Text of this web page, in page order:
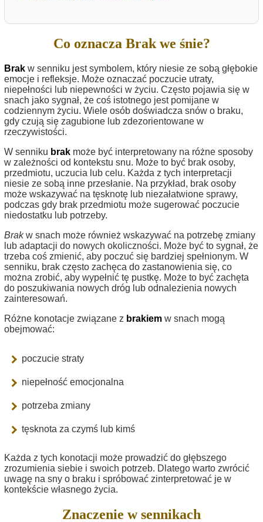
Co oznacza Brak we śnie?
Brak w senniku jest symbolem, który niesie ze sobą głębokie
emocje i refleksje. Może oznaczać poczucie utraty,
niepełności lub niepewności w życiu. Często pojawia się w
snach jako sygnał, że coś istotnego jest pomijane w
codziennym życiu. Wiele osób doświadcza snów o braku,
gdy czują się zagubione lub zdezorientowane w
rzeczywistości.
W senniku brak może być interpretowany na różne sposoby
w zależności od kontekstu snu. Może to być brak osoby,
przedmiotu, uczucia lub celu. Każda z tych interpretacji
niesie ze sobą inne przesłanie. Na przykład, brak osoby
może wskazywać na tęsknotę lub niezałatwione sprawy,
podczas gdy brak przedmiotu może sugerować poczucie
niedostatku lub potrzeby.
Brakw snach może również wskazywać na potrzebę zmiany
lub adaptacji do nowych okoliczności. Może być to sygnał, że
trzeba coś zmienić, aby poczuć się bardziej spełnionym. W
senniku, brak często zachęca do zastanowienia się, co
można zrobić, aby wypełnić tę pustkę. Może to być zachęta
do poszukiwania nowych dróg lub odnalezienia nowych
zainteresowań.
Różne konotacje związane z brakiem w snach mogą
obejmować:
poczucie straty
niepełność emocjonalna
potrzeba zmiany
tęsknota za czymś lub kimś
Każda z tych konotacji może prowadzić do głębszego
zrozumienia siebie i swoich potrzeb. Dlatego warto zwrócić
uwagę na sny o braku i spróbować zinterpretować je w
kontekście własnego życia.
Znaczenie w sennikach